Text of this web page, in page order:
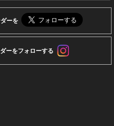
ーを
ーをフォローする